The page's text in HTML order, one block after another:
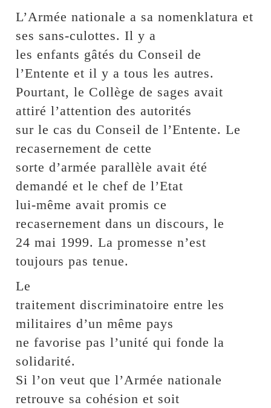
L’Armée nationale a sa nomenklatura et
ses sans-culottes. Il y a
les enfants gâtés du Conseil de
l’Entente et il y a tous les autres.
Pourtant, le Collège de sages avait
attiré l’attention des autorités
sur le cas du Conseil de l’Entente. Le
recasernement de cette
sorte d’armée parallèle avait été
demandé et le chef de l’Etat
lui-même avait promis ce
recasernement dans un discours, le
24 mai 1999. La promesse n’est
toujours pas tenue.
Le
traitement discriminatoire entre les
militaires d’un même pays
ne favorise pas l’unité qui fonde la
solidarité.
Si l’on veut que l’Armée nationale
retrouve sa cohésion et soit